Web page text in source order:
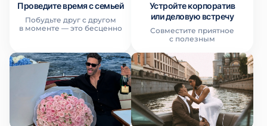
Проведите время с семьей
Побудьте друг с другом
в моменте — это бесценно
Устройте корпоратив
или деловую встречу
Совместите приятное
с полезным